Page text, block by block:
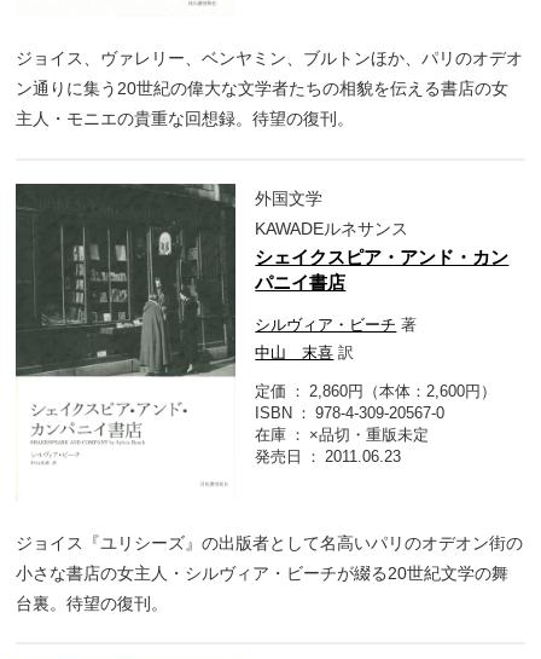
ジョイス、ヴァレリー、ベンヤミン、ブルトンほか、パリのオデオ
ン通りに集う20世紀の偉大な文学者たちの相貌を伝える書店の女
主人・モニエの貴重な回想録。待望の復刊。
外国文学
KAWADEルネサンス
シェイクスピア・アンド・カン
パニイ書店
シルヴィア・ビーチ 著
中山 末喜 訳
定価
2,860円（本体：2,600円）
ISBN
978-4-309-20567-0
在庫
×品切・重版未定
発売日
2011.06.23
ジョイス『ユリシーズ』の出版者として名高いパリのオデオン街の
小さな書店の女主人・シルヴィア・ビーチが綴る20世紀文学の舞
台裏。待望の復刊。